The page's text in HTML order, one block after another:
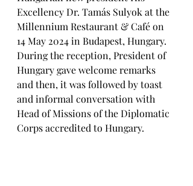
Excellency Dr. Tamás Sulyok at the
Millennium Restaurant & Café on
14 May 2024 in Budapest, Hungary.
During the reception, President of
Hungary gave welcome remarks
and then, it was followed by toast
and informal conversation with
Head of Missions of the Diplomatic
Corps accredited to Hungary.